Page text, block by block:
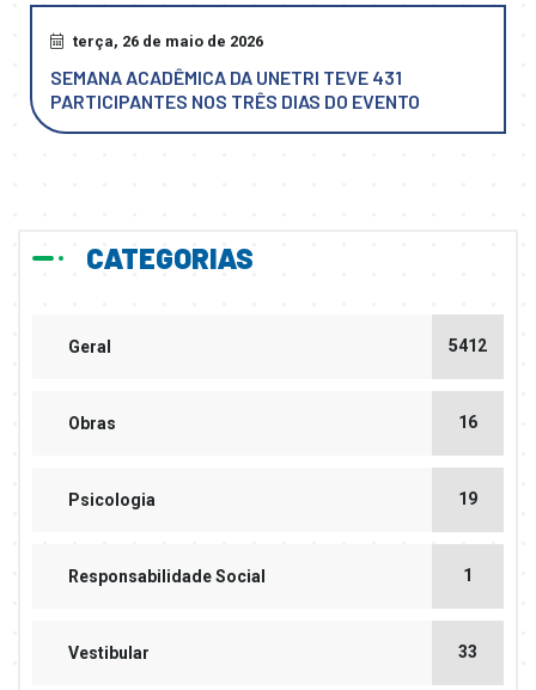
terça, 26 de maio de 2026
SEMANA ACADÊMICA DA UNETRI TEVE 431
PARTICIPANTES NOS TRÊS DIAS DO EVENTO
CATEGORIAS
Geral 5412
Obras 16
Psicologia 19
Responsabilidade Social 1
Vestibular 33